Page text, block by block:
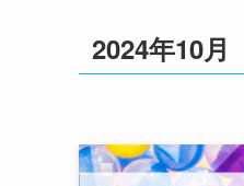
2024年10月